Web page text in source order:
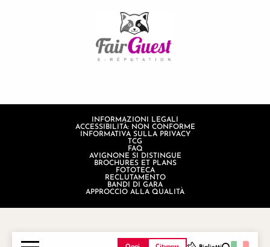
INFORMAZIONI LEGALI
ACCESSIBILITÀ: NON CONFORME
INFORMATIVA SULLA PRIVACY
TCG
FAQ
AVIGNONE SI DISTINGUE
BROCHURES ET PLANS
FOTOTECA
RECLUTAMENTO
BANDI DI GARA
APPROCCIO ALLA QUALITÀ